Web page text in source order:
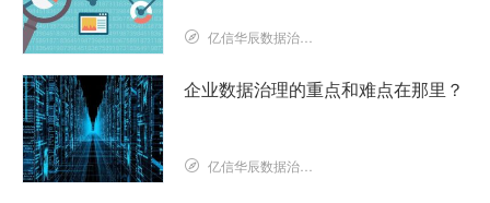
亿信华辰数据治理研究院
企业数据治理的重点和难点在那里？
亿信华辰数据治理研究院